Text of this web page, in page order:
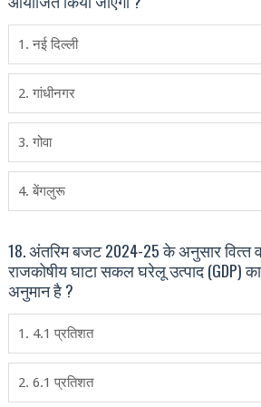
1. नई दिल्‍ली
2. गांधीनगर
3. गोवा
4. बेंगलुरू
18. अंतरिम बजट 2024-25 के अनुसार वित्‍त
राजकोषीय घाटा सकल घरेलू उत्‍पाद (GDP)
अनुमान है ?
1. 4.1 प्रतिशत
2. 6.1 प्रतिशत